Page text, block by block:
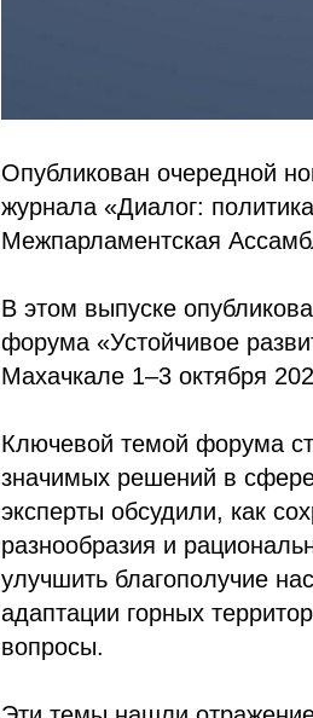
Опубликован очередной
журнала «Диалог:
Межпарламентская
В этом выпуске
форума «Устойчивое
Махачкале 1–3 октября
Ключевой темой форума
значимых решений в сфере
эксперты обсудили, как
разнообразия и
улучшить благополучие
адаптации горных
вопросы.